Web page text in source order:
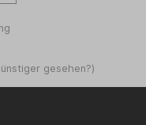
gesehen?)